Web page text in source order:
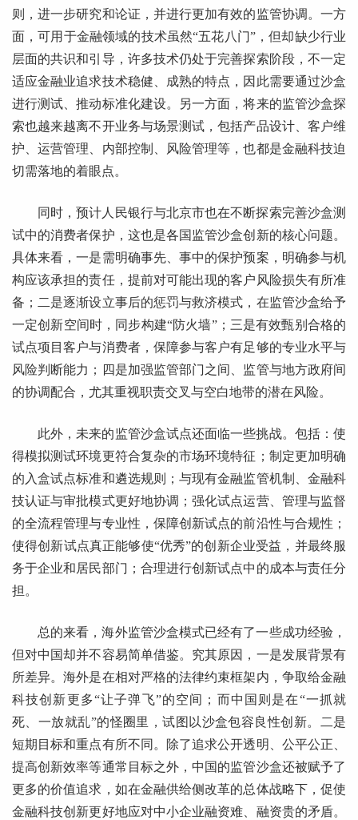
则，进一步研究和论证，并进行更加有效的监管协调。一方
面，可用于金融领域的技术虽然“五花八门”，但却缺少行业
层面的共识和引导，许多技术仍处于完善探索阶段，不一定
适应金融业追求技术稳健、成熟的特点，因此需要通过沙盒
进行测试、推动标准化建设。另一方面，将来的监管沙盒探
索也越来越离不开业务与场景测试，包括产品设计、客户维
护、运营管理、内部控制、风险管理等，也都是金融科技迫
切需落地的着眼点。
同时，预计人民银行与北京市也在不断探索完善沙盒测
试中的消费者保护，这也是各国监管沙盒创新的核心问题。
具体来看，一是需明确事先、事中的保护预案，明确参与机
构应该承担的责任，提前对可能出现的客户风险损失有所准
备；二是逐渐设立事后的惩罚与救济模式，在监管沙盒给予
一定创新空间时，同步构建“防火墙”；三是有效甄别合格的
试点项目客户与消费者，保障参与客户有足够的专业水平与
风险判断能力；四是加强监管部门之间、监管与地方政府间
的协调配合，尤其重视职责交叉与空白地带的潜在风险。
此外，未来的监管沙盒试点还面临一些挑战。包括：使
得模拟测试环境更符合复杂的市场环境特征；制定更加明确
的入盒试点标准和遴选规则；与现有金融监管机制、金融科
技认证与审批模式更好地协调；强化试点运营、管理与监督
的全流程管理与专业性，保障创新试点的前沿性与合规性；
使得创新试点真正能够使“优秀”的创新企业受益，并最终服
务于企业和居民部门；合理进行创新试点中的成本与责任分
担。
总的来看，海外监管沙盒模式已经有了一些成功经验，
但对中国却并不容易简单借鉴。究其原因，一是发展背景有
所差异。海外是在相对严格的法律约束框架内，争取给金融
科技创新更多“让子弹飞”的空间；而中国则是在“一抓就
死、一放就乱”的怪圈里，试图以沙盒包容良性创新。二是
短期目标和重点有所不同。除了追求公开透明、公平公正、
提高创新效率等通常目标之外，中国的监管沙盒还被赋予了
更多的价值追求，如在金融供给侧改革的总体战略下，促使
金融科技创新更好地应对中小企业融资难、融资贵的矛盾。